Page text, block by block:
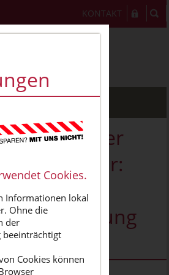
KONTAKT
sind Teil der
Infrastruktur:
und
Finanzierung
Cookies.
Informationen lokal
Ohne die
der
beeinträchtigt
Cookies können